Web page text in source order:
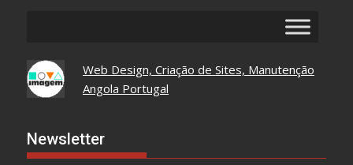
Web Design, Criação de Sites, Manutenção
Angola Portugal
Newsletter